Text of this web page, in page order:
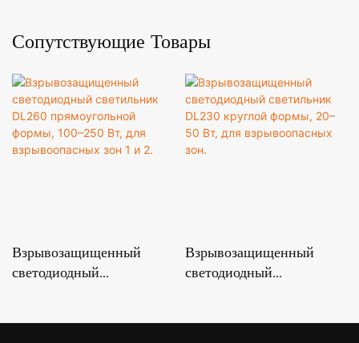
Сопутствующие Товары
Взрывозащищенный
светодиодный
Взрывозащищенный
светодиодный